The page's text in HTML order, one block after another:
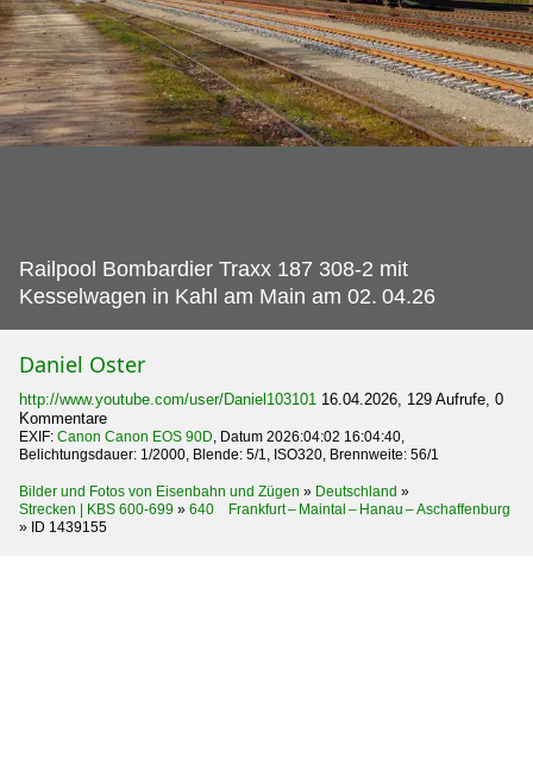
Railpool Bombardier Traxx 187 308-2 mit
Kesselwagen in Kahl am Main am 02. 04.26
Daniel Oster
http://www.youtube.com/user/Daniel103101 16.04.2026, 129 Aufrufe, 0
Kommentare
EXIF: Canon Canon EOS 90D, Datum 2026:04:02 16:04:40,
Belichtungsdauer: 1/2000, Blende: 5/1, ISO320, Brennweite: 56/1
Bilder und Fotos von Eisenbahn und Zügen » Deutschland »
Strecken | KBS 600-699 » 640 Frankfurt – Maintal – Hanau – Aschaffenburg
» ID 1439155